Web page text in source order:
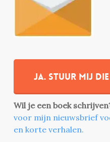
Ja. stuur mij
Wil je een boek
voor mijn nieuwsbrief
en korte verhalen.